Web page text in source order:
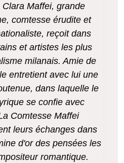
Maffei, grande
comtesse érudite et
reçoit dans
et artistes les plus
milanais. Amie de
entretient avec lui une
dans laquelle le
se confie avec
Comtesse Maffei
leurs échanges dans
d'or des pensées les
romantique.